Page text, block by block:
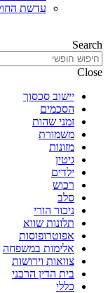
עדשת
Search
Close
יישוב סכסוך
הסכמים
זמני שהות
משמורת
מזונות
גיטין
ילדים
רכוש
סלב
ניכור הורי
תלונות שווא
אפוטרופוסות
אלימות במשפחה
צוואות וירושות
בית הדין הרבני
כללי